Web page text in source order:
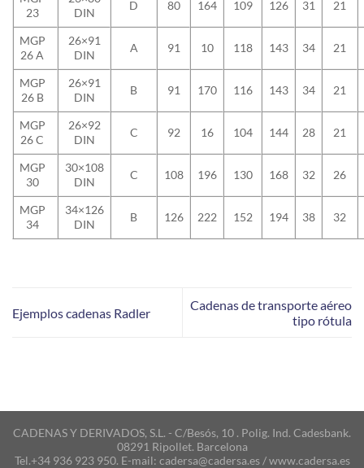
23
DIN
D 80 164 109 126 31 21
MGP
26 A
26×91
DIN
A 91 10 118 143 34 21
MGP
26 B
26×91
DIN
B 91 170 116 143 34 21
MGP
26 C
26×92
DIN
C 92 16 104 144 28 21
MGP
30
30×108
DIN
C 108 196 130 168 32 26
MGP
34
34×126
DIN
B 126 222 152 194 38 32
Ejemplos cadenas Radler
Cadenas de transporte aéreo
tipo rótula
CADENAS Y DERIVADOS, S.L. - C/Besós, 10 . Polig. Ind. Cadesbank.
08291 Ripollet. Barcelona
Tel.+34 936 923 950. E-mail: cadersa@cadersa.es / www.cadersa.es